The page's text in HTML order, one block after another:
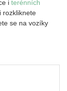
i terénních
rozkliknete
se na vozíky